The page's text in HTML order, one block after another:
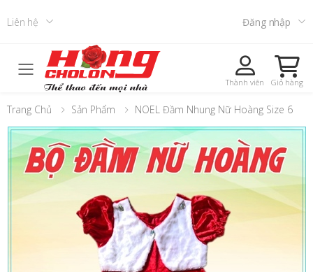
Liên hệ Đăng nhập
Toggle mobile menu Thành viên Giỏ hàng
Trang Chủ Sản Phẩm NOEL Đầm Nhung Nữ Hoàng Size 6